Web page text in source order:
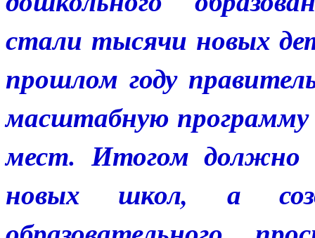
стали тысячи новых
прошлом году
масштабную
мест. Итогом должно
новых школ, а